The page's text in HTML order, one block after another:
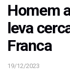
Homem
leva
Franca
19/12/2023